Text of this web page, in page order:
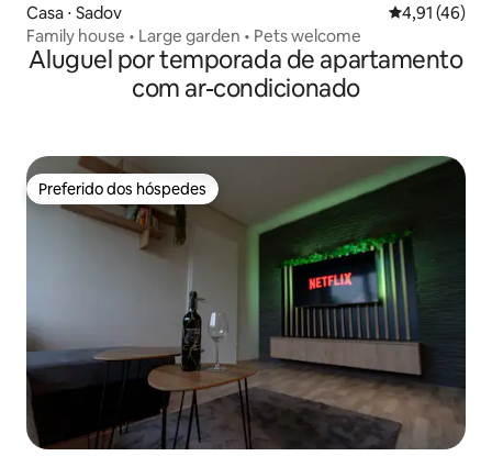
Casa ⋅ Sadov 4,91 de uma
4,91 (46)
Family house • Large garden • Pets welcome
Aluguel por temporada de apartamento
com ar-condicionado
Preferido dos hóspedes
Preferido dos hóspedes